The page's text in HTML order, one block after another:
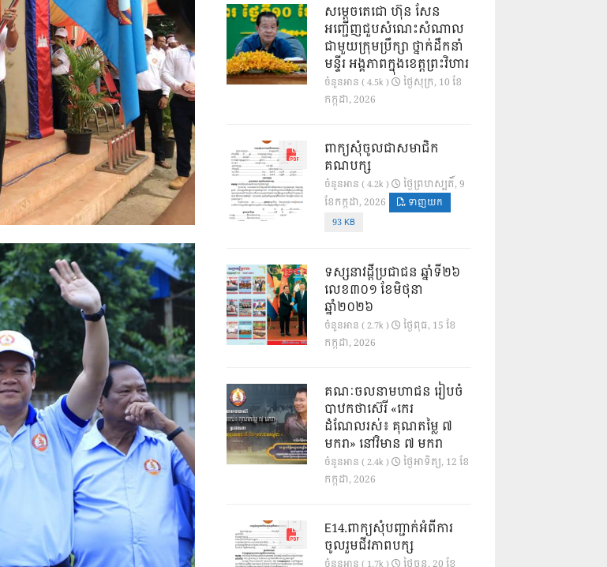
សម្តេចតេជោ ហ៊ុន សែន
អញ្ជើញជួបសំណេះសំណាល
ជាមួយក្រុមប្រឹក្សា ថ្នាក់ដឹកនាំ
មន្ទីរ អង្គភាពក្នុងខេត្តព្រះវិហារ
ចំនួនអាន ( 4.5k )
ថ្ងៃ​សុក្រ, 10 ខែ​
កក្កដា, 2026
ពាក្យសុំចូលជាសមាជិក
គណបក្ស
ចំនួនអាន ( 4.2k )
ថ្ងៃ​ព្រហស្បតិ៍, 9
ខែ​កក្កដា, 2026
ទាញយក
93 KB
ទស្សនាវដ្ដីប្រជាជន ឆ្នាំទី២៦
លេខ៣០១ ខែមិថុនា
ឆ្នាំ២០២៦
ចំនួនអាន ( 2.7k )
ថ្ងៃ​ពុធ, 15 ខែ​
កក្កដា, 2026
គណៈចលនាមហាជន រៀបចំ
បាឋកថាស៊េរី «កេរ
ដំណែលរស់៖ គុណតម្លៃ ៧
មករា» នៅវិមាន ៧ មករា
ចំនួនអាន ( 2.4k )
ថ្ងៃ​អាទិត្យ, 12 ខែ​
កក្កដា, 2026
E14.ពាក្យសុំបញ្ជាក់អំពីការ
ចូលរួមជីវភាពបក្ស